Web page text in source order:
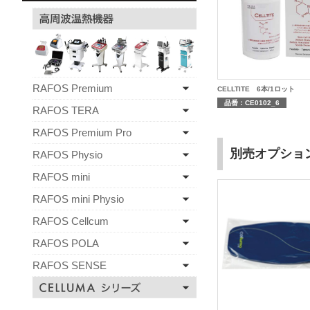
CELLTITE 6本/1ロット
品番：CE0102_6
別売オプショ
RAFOS Premium
RAFOS TERA
RAFOS Premium Pro
RAFOS Physio
RAFOS mini
RAFOS mini Physio
RAFOS Cellcum
RAFOS POLA
RAFOS SENSE